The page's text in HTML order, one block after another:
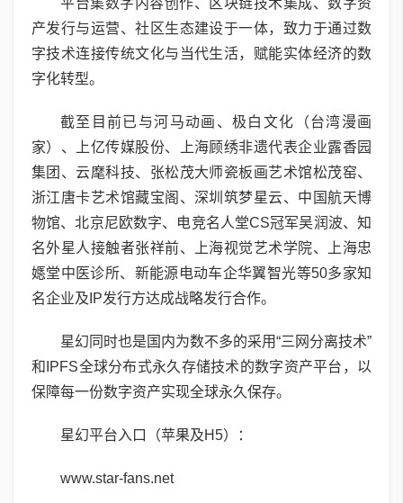
平台集数字内容创作、区块链技术集成、数字资
产发行与运营、社区生态建设于一体，致力于通过数
字技术连接传统文化与当代生活，赋能实体经济的数
字化转型。
截至目前已与河马动画、极白文化（台湾漫画
家）、上亿传媒股份、上海顾绣非遗代表企业露香园
集团、云麾科技、张松茂大师瓷板画艺术馆松茂窑、
浙江唐卡艺术馆藏宝阁、深圳筑梦星云、中国航天博
物馆、北京尼欧数字、电竞名人堂CS冠军吴润波、知
名外星人接触者张祥前、上海视觉艺术学院、上海忠
嫕堂中医诊所、新能源电动车企华翼智光等50多家知
名企业及IP发行方达成战略发行合作。
星幻同时也是国内为数不多的采用“三网分离技术”
和IPFS全球分布式永久存储技术的数字资产平台，以
保障每一份数字资产实现全球永久保存。
星幻平台入口（苹果及H5）：
www.star-fans.net